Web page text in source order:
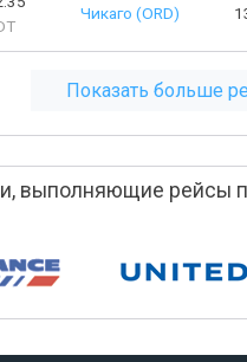
Чикаго (ORD)
Показать больше
выполняющие рейсы